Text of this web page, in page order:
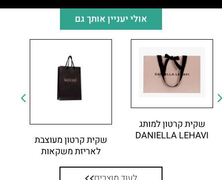
אולי יעניין אותך גם
שקית קרטון למותג
DANIELLA LEHAVI
שקית קרטון מעוצבת
לאריזת משקאות